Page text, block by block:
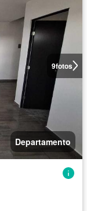
9fotos
Departamento